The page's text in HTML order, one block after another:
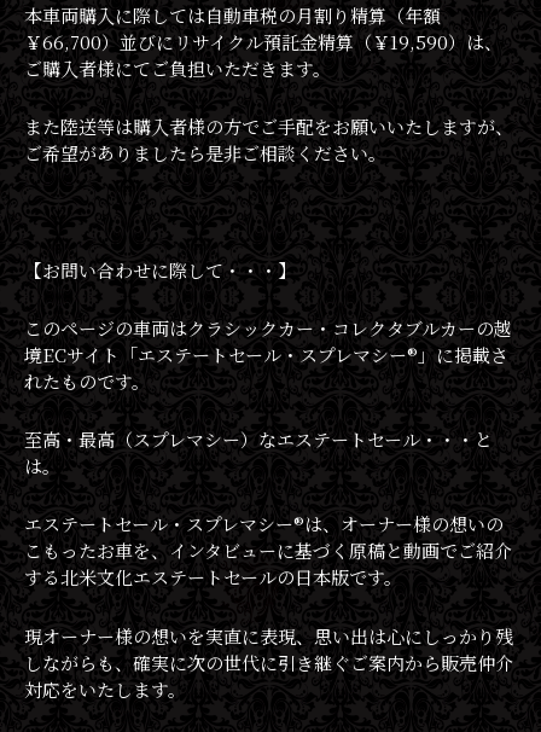
本車両購入に際しては自動車税の月割り精算（年額
￥66,700）並びにリサイクル預託金精算（￥19,590）は、
ご購入者様にてご負担いただきます。
また陸送等は購入者様の方でご手配をお願いいたしますが、
ご希望がありましたら是非ご相談ください。
【お問い合わせに際して・・・】
このページの車両はクラシックカー・コレクタブルカーの越
境ECサイト「エステートセール・スプレマシー®︎」に掲載さ
れたものです。
至高・最高（スプレマシー）なエステートセール・・・と
は。
エステートセール・スプレマシー®︎は、オーナー様の想いの
こもったお車を、インタビューに基づく原稿と動画でご紹介
する北米文化エステートセールの日本版です。
現オーナー様の想いを実直に表現、思い出は心にしっかり残
しながらも、確実に次の世代に引き継ぐご案内から販売仲介
対応をいたします。